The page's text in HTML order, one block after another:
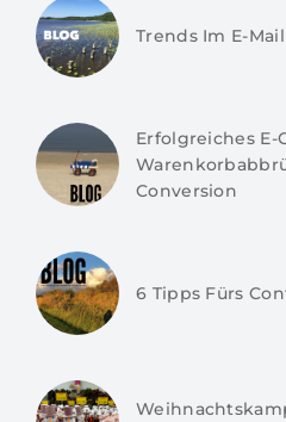
Trends Im E-
Erfolgreiches
Conversion
6 Tipps Fürs